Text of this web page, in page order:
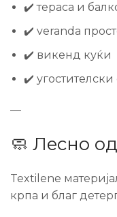
✔️ тераса и
✔️ veranda
✔️ викенд куќи
✔️ угостителски
—
🧼 Лесно
Textilene
крпа и благ